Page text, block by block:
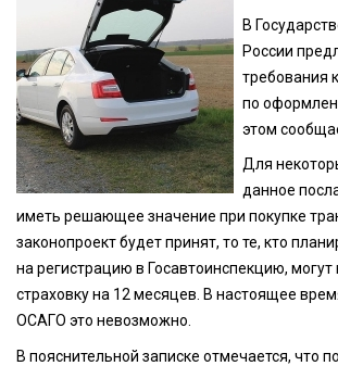
В
России
требования
по
этом
Для
данное
иметь решающее значение при покупке
законопроект будет принят, то те, кто
на регистрацию в Госавтоинспекцию,
страховку на 12 месяцев. В настоящее
ОСАГО это невозможно.
В пояснительной записке отмечается, что